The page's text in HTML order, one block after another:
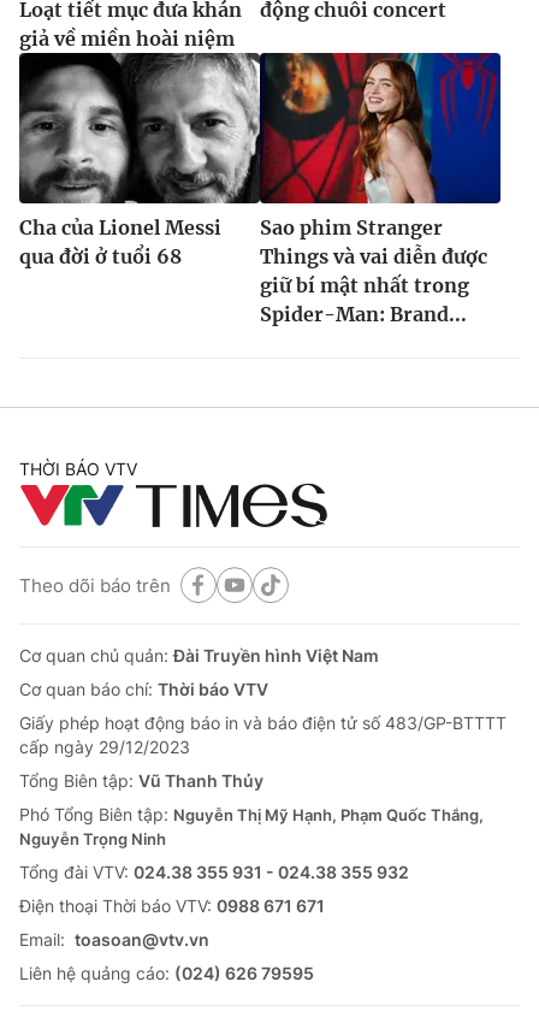
Loạt tiết mục đưa khán
giả về miền hoài niệm
động chuỗi concert
Cha của Lionel Messi
qua đời ở tuổi 68
Sao phim Stranger
Things và vai diễn được
giữ bí mật nhất trong
Spider-Man: Brand...
THỜI BÁO VTV
Theo dõi báo trên
Cơ quan chủ quản:Đài Truyền hình Việt Nam
Cơ quan báo chí: Thời báo VTV
Giấy phép hoạt động báo in và báo điện tử số 483/GP-BTTTT
cấp ngày 29/12/2023
Tổng Biên tập: Vũ Thanh Thủy
Phó Tổng Biên tập: Nguyễn Thị Mỹ Hạnh, Phạm Quốc Thắng,
Nguyễn Trọng Ninh
Tổng đài VTV: 024.38 355 931 - 024.38 355 932
Ðiện thoại Thời báo VTV: 0988 671 671
Email: toasoan@vtv.vn
Liên hệ quảng cáo: (024) 626 79595